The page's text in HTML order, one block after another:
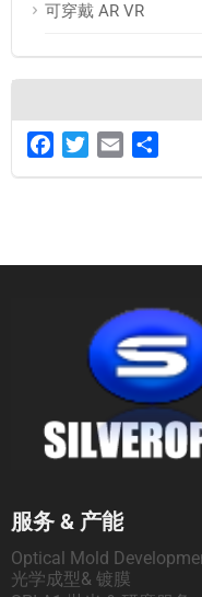
可穿戴 AR VR
FacebookTwitterEmail
服务 & 产能
Optical Mold
光学成型& 镀膜